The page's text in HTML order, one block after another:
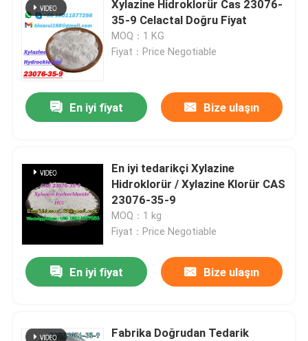
Xylazine Hidroklorür Cas 23076-
35-9 Celactal Doğru Fiyat
MOQ：1 KG
Fiyat：Price Negotiable
En iyi fiyat Bize ulaşın
En iyi tedarikçi Xylazine
Hidroklorür / Xylazine Klorür CAS
23076-35-9
MOQ：1 kg
Fiyat：Price Negotiable
En iyi fiyat Bize ulaşın
Fabrika Doğrudan Tedarik